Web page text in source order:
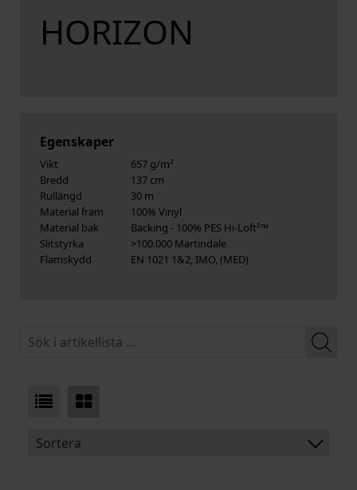
HORIZON
Egenskaper
Vikt
657 g/m²
Bredd
137 cm
Rullängd
30 m
Material fram
100% Vinyl
Material bak
Backing - 100% PES Hi-Loft²™
Slitstyrka
>100.000 Martindale
Flamskydd
EN 1021 1&2, IMO, (MED)
Sortera